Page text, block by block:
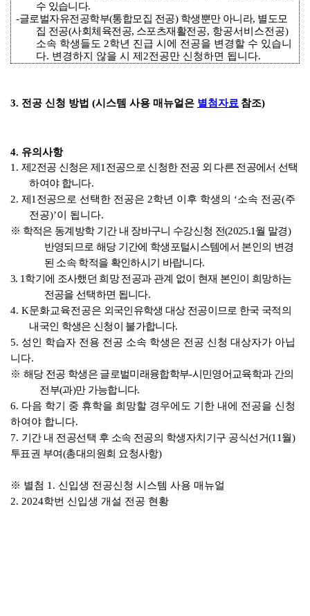
수 있습니다.
-글로벌자유전공학부(통합모집 전공) 학생뿐만 아니라, 별도모
집 전공(사회체육전공, 스포츠재활전공, 항공서비스전공)
소속 학생들도 2학년 진급 시에 전공을 변경할 수 있습니
다. 변경하지 않을 시 제 2전공만 신청하면 됩니다.
3. 전공 신청 방법 (시스템 사용 매뉴얼은 별첨자료 참조)
4. 유의사항
1. 제 2전공 신청은 제 1 전공으로 신청한 전공 외 다른 전공에서 선택
하여야 합니다.
2. 제 1 전공으로 선택한 전공은 2학년 이후 학생의 ‘소속 전공(주
전공)’이 됩니다.
※ 학적은 동계방학 기간 내 장바구니 수강신청 전(2025.1월 말경)
반영되므로 해당 기간에 학생포털시스템에서 본인의 변경
된 소속 학적을 확인하시기 바랍니다.
3. 1학기에 조사했던 희망 전공과 관계 없이 현재 본인이 희망하는
전공을 선택하면 됩니다.
4. K문화교육전공은 외국인유학생 대상 전공이므로 한국 국적의
내국인 학생은 신청이 불가합니다.
5. 성인 학습자 전용 전공 소속 학생은 전공 신청 대상자가 아닙
니다.
※ 해당 전공 학생은 글로벌미래융합학부-시민영어교육학과 간의
전부(과)만 가능합니다.
6. 다음 학기 중 휴학을 희망할 경우에도 기한 내에 전공을 신청
하여야 합니다.
7. 기간 내 전공선택 후 소속 전공의 학생자치기구 공식선거(11월)
투표권 부여(총대의원회 요청사항)
※ 별첨 1. 신입생 전공신청 시스템 사용 매뉴얼
2. 2024학번 신입생 개설 전공 현황